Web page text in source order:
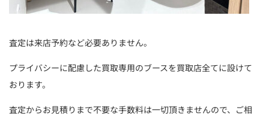
査定は来店予約など必要ありません。
プライバシーに配慮した買取専用のブースを買取店全てに設けて
おります。
査定からお見積りまで不要な手数料は一切頂きませんので、ご相